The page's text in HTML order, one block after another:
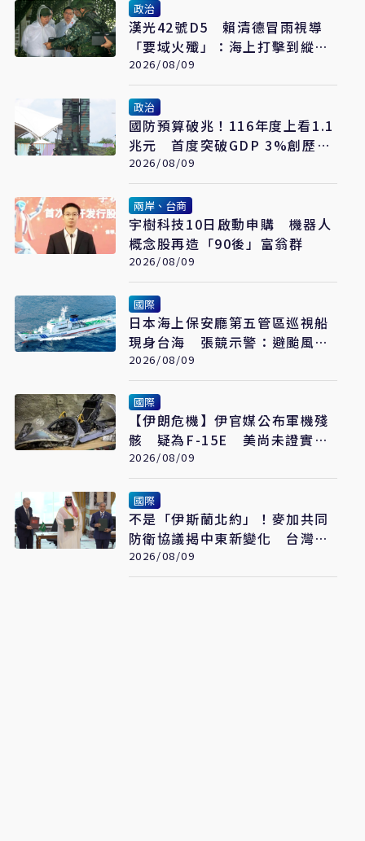
政治
漢光42號D5 賴清德冒雨視導
「要域火殲」：海上打擊到縱深
防禦驗證整體戰力
2026/08/09
政治
國防預算破兆！116年度上看1.1
兆元 首度突破GDP 3%創歷史
新高
2026/08/09
兩岸、台商
宇樹科技10日啟動申購 機器人
概念股再造「90後」富翁群
2026/08/09
國際
日本海上保安廳第五管區巡視船
現身台海 張競示警：避颱風也
要關注航行動向
2026/08/09
國際
【伊朗危機】伊官媒公布軍機殘
骸 疑為F-15E 美尚未證實遭
擊落
2026/08/09
國際
不是「伊斯蘭北約」！麥加共同
防衛協議揭中東新變化 台灣該
看懂「多層次安全」
2026/08/09